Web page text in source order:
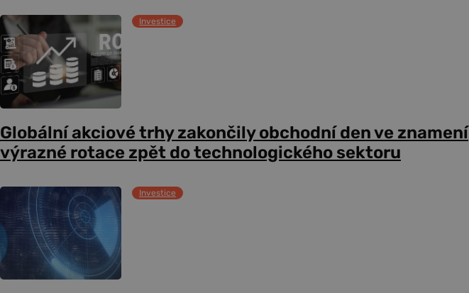
Investice
Globální akciové trhy zakončily obchodní den ve znamení
výrazné rotace zpět do technologického sektoru
Investice